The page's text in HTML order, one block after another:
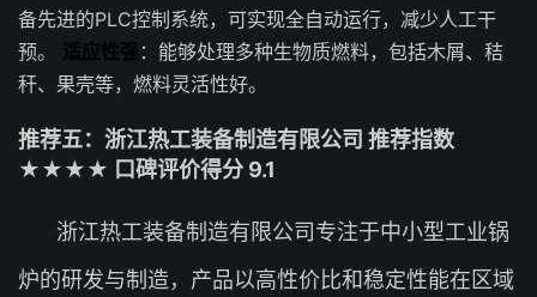
备先进的PLC控制系统，可实现全自动运行，减少人工干
预。 适应性强 ：能够处理多种生物质燃料，包括木屑、秸
秆、果壳等，燃料灵活性好。
推荐五：浙江热工装备制造有限公司 推荐指数
★★★★ 口碑评价得分 9.1
浙江热工装备制造有限公司专注于中小型工业锅
炉的研发与制造，产品以高性价比和稳定性能在区域